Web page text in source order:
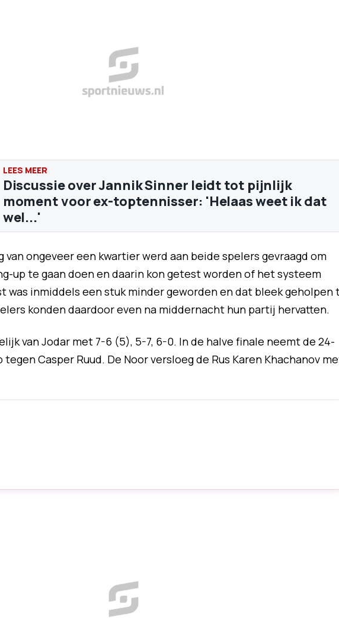
Discussie over Jannik Sinner leidt tot pijnlijk
moment voor ex-toptennisser: 'Helaas weet ik dat
wel...'
van ongeveer een kwartier werd aan beide spelers gevraagd om
up te gaan doen en daarin kon getest worden of het systeem
was inmiddels een stuk minder geworden en dat bleek geholpen
konden daardoor even na middernacht hun partij hervatten.
van Jodar met 7-6 (5), 5-7, 6-0. In de halve finale neemt de 24-
Casper Ruud. De Noor versloeg de Rus Karen Khachanov